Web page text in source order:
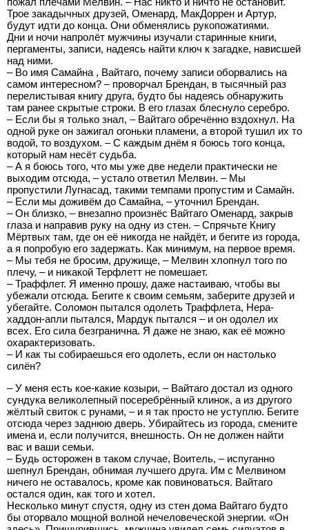
Трое закадычных друзей, Оменард, МакДоррен и Артур,
будут идти до конца. Они обменялись рукопожатиями.
Дни и ночи напролёт мужчины изучали старинные книги,
пергаменты, записи, надеясь найти ключ к загадке, нависшей
над ними.
– Во имя Самайна , Вайтаго, почему записи оборвались на
самом интересном? – проворчал Брендан, в тысячный раз
перелистывая книгу друга, будто бы надеясь обнаружить
там ранее скрытые строки. В его глазах блеснуло серебро.
– Если бы я только знал, – Вайтаго обречённо вздохнул. На
одной руке он зажигал огоньки пламени, а второй тушил их то
водой, то воздухом. – С каждым днём я боюсь того конца,
который нам несёт судьба.
– А я боюсь того, что мы уже две недели практически не
выходим отсюда, – устало ответил Мелвин. – Мы
пропустили Лугнасад, такими темпами пропустим и Самайн.
– Если мы доживём до Самайна, – уточнил Брендан.
– Он близко, – внезапно произнёс Вайтаго Оменард, закрыв
глаза и направив руку на одну из стен. – Спрячьте Книгу
Мёртвых там, где он её никогда не найдёт, и бегите из города,
а я попробую его задержать. Как минимум, на первое время.
– Мы тебя не бросим, дружище, – Мелвин хлопнул того по
плечу, – и никакой Терфлетт не помешает.
– Траффлет. Я именно прошу, даже настаиваю, чтобы вы
убежали отсюда. Бегите к своим семьям, заберите друзей и
убегайте. Соломон пытался одолеть Траффлета, Нера-
хаддон-апли пытался, Мардук пытался – и он одолел их
всех. Его сила безгранична. Я даже не знаю, как её можно
охарактеризовать.
– И как ты собираешься его одолеть, если он настолько
силён?
– У меня есть кое-какие козыри, – Вайтаго достал из одного
сундука великолепный посеребрённый клинок, а из другого
жёлтый свиток с рунами, – и я так просто не уступлю. Бегите
отсюда через заднюю дверь. Убирайтесь из города, смените
имена и, если получится, внешность. Он не должен найти
вас и ваши семьи.
– Будь осторожен в таком случае, Воитель, – испуганно
шепнул Брендан, обнимая лучшего друга. Им с Мелвином
ничего не оставалось, кроме как повиноваться. Вайтаго
остался один, как того и хотел.
Несколько минут спустя, одну из стен дома Вайтаго будто
бы оторвало мощной волной нечеловеческой энергии. «Он